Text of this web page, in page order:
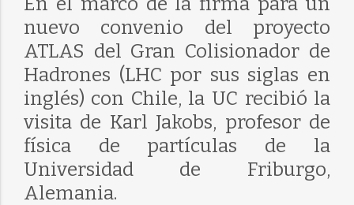
nuevo convenio del proyecto
ATLAS del Gran Colisionador de
Hadrones (LHC por sus siglas en
inglés) con Chile, la UC recibió la
visita de Karl Jakobs, profesor de
física de partículas de la
Universidad de Friburgo,
Alemania.